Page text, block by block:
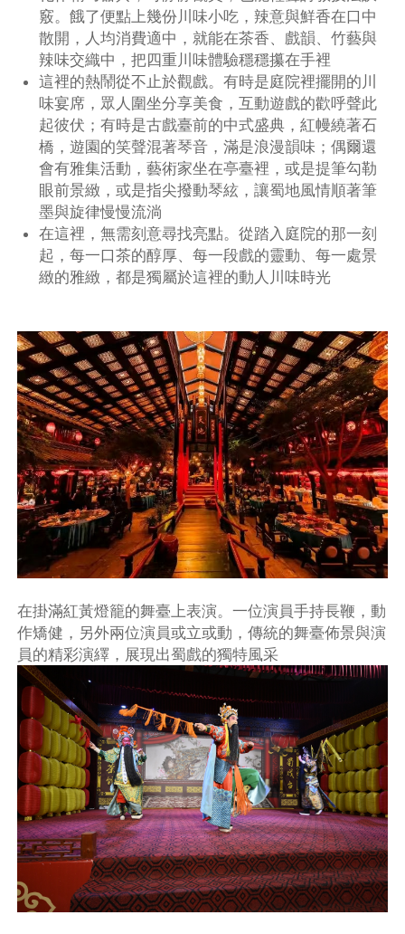
竅。餓了便點上幾份川味小吃，辣意與鮮香在口中
散開，人均消費適中，就能在茶香、戲韻、竹藝與
辣味交織中，把四重川味體驗穩穩攥在手裡
這裡的熱鬧從不止於觀戲。有時是庭院裡擺開的川
味宴席，眾人圍坐分享美食，互動遊戲的歡呼聲此
起彼伏；有時是古戲臺前的中式盛典，紅幔繞著石
橋，遊園的笑聲混著琴音，滿是浪漫韻味；偶爾還
會有雅集活動，藝術家坐在亭臺裡，或是提筆勾勒
眼前景緻，或是指尖撥動琴絃，讓蜀地風情順著筆
墨與旋律慢慢流淌
在這裡，無需刻意尋找亮點。從踏入庭院的那一刻
起，每一口茶的醇厚、每一段戲的靈動、每一處景
緻的雅緻，都是獨屬於這裡的動人川味時光
在掛滿紅黃燈籠的舞臺上表演。一位演員手持長鞭，動
作矯健，另外兩位演員或立或動，傳統的舞臺佈景與演
員的精彩演繹，展現出蜀戲的獨特風采